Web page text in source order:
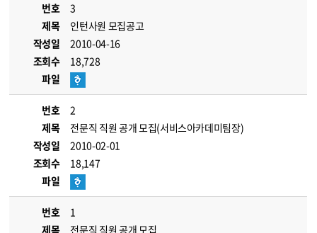
번호
3
제목
인턴사원 모집공고
작성일
2010-04-16
조회수
18,728
파일
번호
2
제목
전문직 직원 공개 모집(서비스아카데미팀장)
작성일
2010-02-01
조회수
18,147
파일
번호
1
제목
전문직 직원 공개 모집